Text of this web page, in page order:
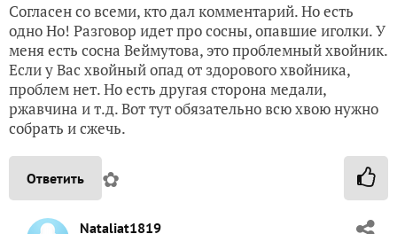
Согласен со всеми, кто дал комментарий. Но есть
одно Но! Разговор идет про сосны, опавшие иголки. У
меня есть сосна Веймутова, это проблемный хвойник.
Если у Вас хвойный опад от здорового хвойника,
проблем нет. Но есть другая сторона медали,
ржавчина и т.д. Вот тут обязательно всю хвою нужно
собрать и сжечь.
Ответить ✿
Nataliat1819